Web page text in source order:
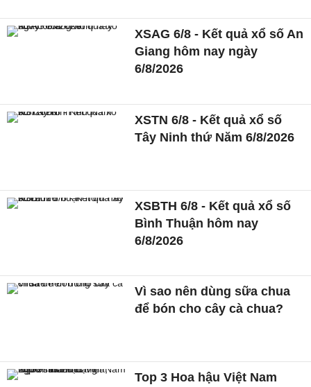
XSAG 6/8 - Kết quả xổ số An
Giang hôm nay ngày
6/8/2026
XSTN 6/8 - Kết quả xổ số
Tây Ninh thứ Năm 6/8/2026
XSBTH 6/8 - Kết quả xổ số
Bình Thuận hôm nay
6/8/2026
Vì sao nên dùng sữa chua
để bón cho cây cà chua?
Top 3 Hoa hậu Việt Nam